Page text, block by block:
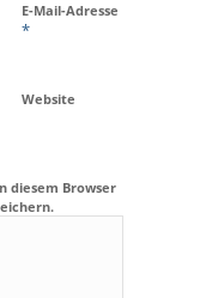
E-Mail-Adresse
*
Website
diesem Browser